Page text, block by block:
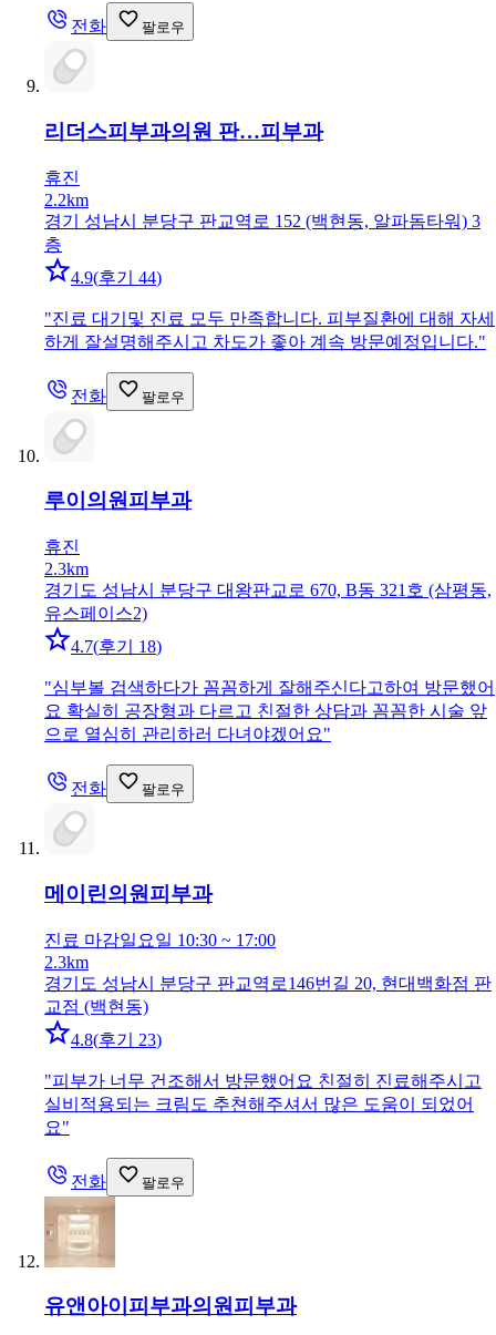
전화 팔로우
리더스피부과의원 판…피부과
휴진
2.2km
경기 성남시 분당구 판교역로 152 (백현동, 알파돔타워) 3
층
4.9(후기 44)
"진료 대기및 진료 모두 만족합니다. 피부질환에 대해 자세
하게 잘설명해주시고 차도가 좋아 계속 방문예정입니다."
전화 팔로우
루이의원피부과
휴진
2.3km
경기도 성남시 분당구 대왕판교로 670, B동 321호 (삼평동,
유스페이스2)
4.7(후기 18)
"심부볼 검색하다가 꼼꼼하게 잘해주신다고하여 방문했어
요 확실히 공장형과 다르고 친절한 상담과 꼼꼼한 시술 앞
으로 열심히 관리하러 다녀야겠어요"
전화 팔로우
메이린의원 피부과
진료 마감일요일 10:30 ~ 17:00
2.3km
경기도 성남시 분당구 판교역로146번길 20, 현대백화점 판
교점 (백현동)
4.8(후기 23)
"피부가 너무 건조해서 방문했어요 친절히 진료해주시고
실비적용되는 크림도 추쳔해주셔서 많은 도움이 되었어
요"
전화 팔로우
유앤아이피부과의원피부과